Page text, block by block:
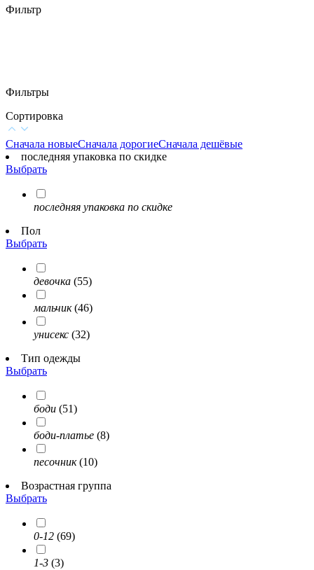
Фильтр
Фильтры
Сортировка
Сначала новыеСначала дорогиеСначала дешёвые
последняя упаковка по скидке
Выбрать
последняя упаковка по скидке
Пол
Выбрать
девочка (55)
мальчик(46)
унисекс (32)
Тип одежды
Выбрать
боди (51)
боди-платье (8)
песочник(10)
Возрастная группа
Выбрать
0-12 (69)
1-3 (3)